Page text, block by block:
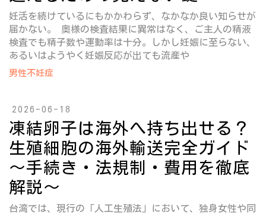
妊活を続けているにもかかわらず、なかなか良い知らせが
届かない。 奥様の検査結果に異常はなく、ご主人の精液
検査でも精子数や運動率は十分。しかし妊娠に至らない、
あるいはようやく妊娠反応が出ても流産や
男性不妊症
2026-06-18
凍結卵子は海外へ持ち出せる？
生殖細胞の海外輸送完全ガイド
～手続き・法規制・費用を徹底
解説～
台湾では、現行の「人工生殖法」において、独身女性や同